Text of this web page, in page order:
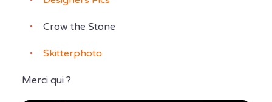
Crow the Stone
Skitterphoto
Merci qui ?